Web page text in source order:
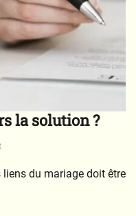
la solution ?
liens du mariage doit être